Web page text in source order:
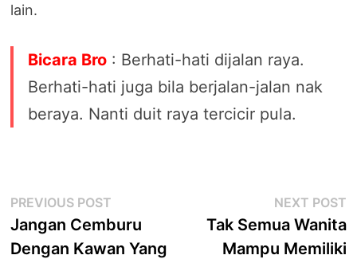
lain.
Bicara Bro : Berhati-hati dijalan raya.
Berhati-hati juga bila berjalan-jalan nak
beraya. Nanti duit raya tercicir pula.
Post
navigation
PREVIOUS POST
post:
Jangan Cemburu
Dengan Kawan Yang
NEXT POST
Tak Semua Wanita
Mampu Memiliki